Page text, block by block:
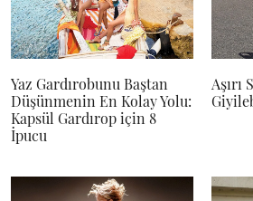
Yaz Gardırobunu Baştan
Düşünmenin En Kolay Yolu:
Kapsül Gardırop için 8
İpucu
Aşırı